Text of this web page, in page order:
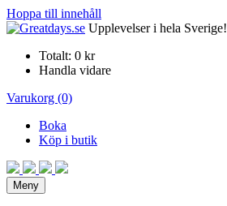
Hoppa till innehåll
Upplevelser i hela Sverige!
Totalt: 0 kr
Handla vidare
Varukorg (0)
Boka
Köp i butik
Meny